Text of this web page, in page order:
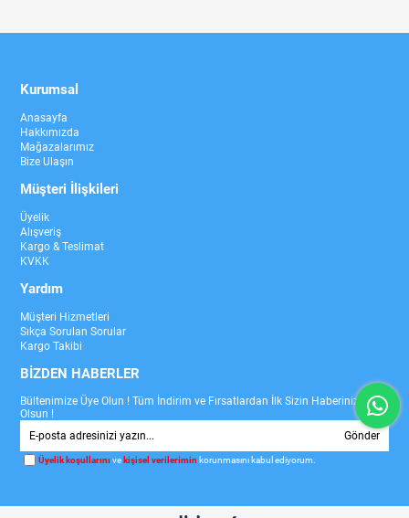
Kurumsal
Anasayfa
Hakkımızda
Mağazalarımız
Bize Ulaşın
Müşteri İlişkileri
Üyelik
Alışveriş
Kargo & Teslimat
KVKK
Yardım
Müşteri Hizmetleri
Sıkça Sorulan Sorular
Kargo Takibi
BİZDEN HABERLER
Bültenimize Üye Olun ! Tüm İndirim ve Fırsatlardan İlk Sizin Haberiniz
Olsun !
Gönder
Üyelik koşullarını ve kişisel verilerimin korunmasını kabul ediyorum.